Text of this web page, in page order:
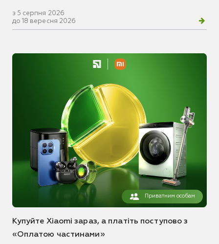
з 5 серпня 2026
до 18 вересня 2026
Приватним особам
Купуйте Xiaomi зараз, а платіть поступово з
«Оплатою частинами»